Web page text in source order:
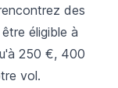
des
éligible à
250 €, 400
vol.